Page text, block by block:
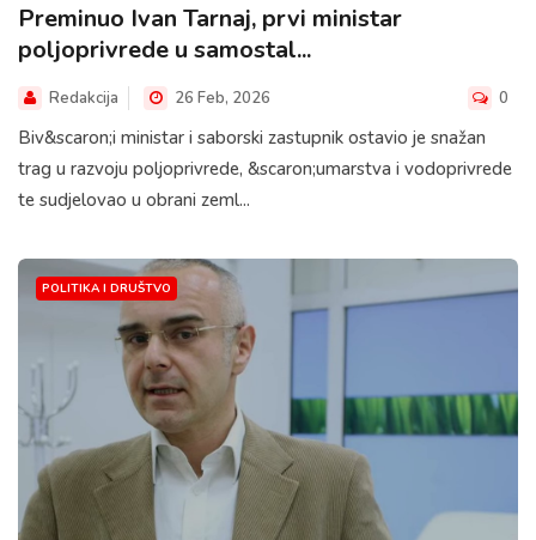
Preminuo Ivan Tarnaj, prvi ministar
poljoprivrede u samostal...
Redakcija 26 Feb, 2026 0
Biv&scaron;i ministar i saborski zastupnik ostavio je snažan
trag u razvoju poljoprivrede, &scaron;umarstva i vodoprivrede
te sudjelovao u obrani zeml...
POLITIKA I DRUŠTVO